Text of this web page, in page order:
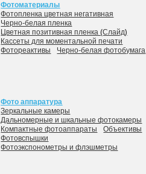
Фотоматериалы
Фотопленка цветная негативная
Черно-белая пленка
Цветная позитивная пленка (Слайд)
Кассеты для моментальной печати
Фотореактивы
Черно-белая фотобумага
Фото аппаратура
Зеркальные камеры
Дальномерные и шкальные фотокамеры
Компактные фотоаппараты
Объективы
Фотовспышки
Фотоэкспонометры и флэшметры